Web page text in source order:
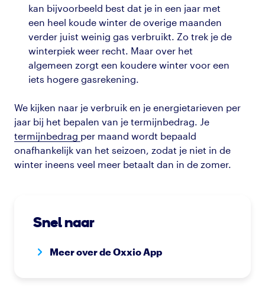
kan bijvoorbeeld best dat je in een jaar met
een heel koude winter de overige maanden
verder juist weinig gas verbruikt. Zo trek je de
winterpiek weer recht. Maar over het
algemeen zorgt een koudere winter voor een
iets hogere gasrekening.
We kijken naar je verbruik en je energietarieven per
jaar bij het bepalen van je termijnbedrag. Je
termijnbedrag per maand wordt bepaald
onafhankelijk van het seizoen, zodat je niet in de
winter ineens veel meer betaalt dan in de zomer.
Snel naar
Meer over de Oxxio App